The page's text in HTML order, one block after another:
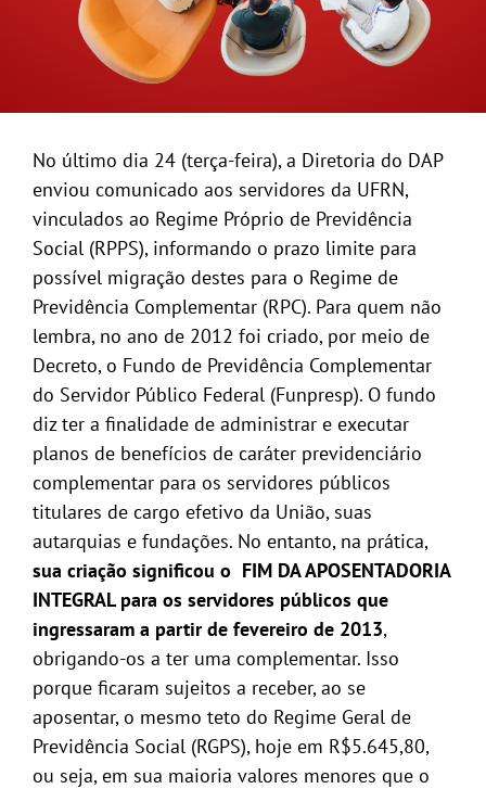
No último dia 24 (terça-feira), a Diretoria do DAP
enviou comunicado aos servidores da UFRN,
vinculados ao Regime Próprio de Previdência
Social (RPPS), informando o prazo limite para
possível migração destes para o Regime de
Previdência Complementar (RPC). Para quem não
lembra, no ano de 2012 foi criado, por meio de
Decreto, o Fundo de Previdência Complementar
do Servidor Público Federal (Funpresp). O fundo
diz ter a finalidade de administrar e executar
planos de benefícios de caráter previdenciário
complementar para os servidores públicos
titulares de cargo efetivo da União, suas
autarquias e fundações. No entanto, na prática,
sua criação significou o FIM DA APOSENTADORIA
INTEGRAL para os servidores públicos que
ingressaram a partir de fevereiro de 2013,
obrigando-os a ter uma complementar. Isso
porque ficaram sujeitos a receber, ao se
aposentar, o mesmo teto do Regime Geral de
Previdência Social (RGPS), hoje em R$5.645,80,
ou seja, em sua maioria valores menores que o